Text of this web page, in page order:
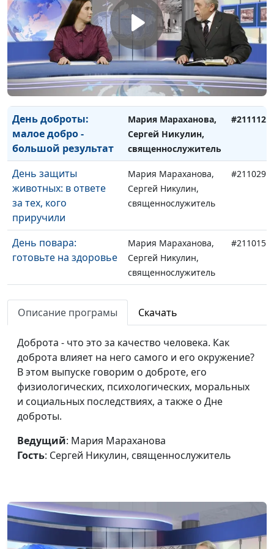
День матери: повод
сказать спасибо!
Мария Мараханова,
Сергей Никулин,
священнослужитель
#211126
О защите детей от
насилия и буллинга
Мария Мараханова,
Сергей Никулин,
священнослужитель
#211119
День доброты:
малое добро -
большой результат
Мария Мараханова,
Сергей Никулин,
священнослужитель
#211112
День защиты
животных: в ответе
за тех, кого
приручили
Мария Мараханова,
Сергей Никулин,
священнослужитель
#211029
День повара:
готовьте на здоровье
Мария Мараханова,
Сергей Никулин,
священнослужитель
#211015
Всемирный день
психического
психика -
благополучие
общества
Сергей Никулин,
священнослужитель
Международный
день пожилых людей:
день уважения
старости
Мария Мараханова,
Всемирный день
качественная жизнь
Мария Мараханова,
Международный
Мария Мараханова,
#210917
Описание програмы Скачать
Доброта - что это за качество человека. Как
доброта влияет на него самого и его окружение?
В этом выпуске говорим о доброте, его
физиологических, психологических, моральных
и социальных последствиях, а также о Дне
доброты.
Ведущий: Мария Мараханова
Гость: Сергей Никулин, священнослужитель